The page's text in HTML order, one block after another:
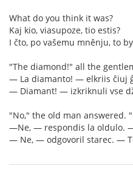
What do you think it was?
Kaj kio, viasupoze, tio estis?
I čto, po vašemu mněnju, to
"The diamond!" all the
— La diamanto! — elkriis ĉiuj
— Diamant! — izkriknuli vse
"No," the old man answered.
—Ne, — respondis la oldulo.
— Ne, — odgovoril starec. —